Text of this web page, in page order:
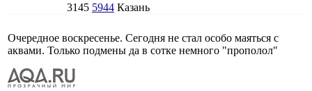
3145 5944 Казань
Очередное воскресенье. Сегодня не стал особо маяться с
аквами. Только подмены да в сотке немного "прополол"